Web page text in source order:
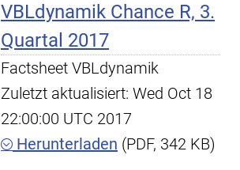
VBLdynamik Chance R, 3.
Quartal 2017
Factsheet VBLdynamik
Zuletzt aktualisiert: Wed Oct 18
22:00:00 UTC 2017
Herunterladen (PDF, 342 KB)